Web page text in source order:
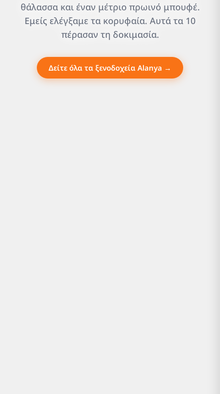
θάλασσα και έναν μέτριο πρωινό μπουφέ.
Εμείς ελέγξαμε τα κορυφαία. Αυτά τα 10
πέρασαν τη δοκιμασία.
Δείτε όλα τα ξενοδοχεία Alanya →